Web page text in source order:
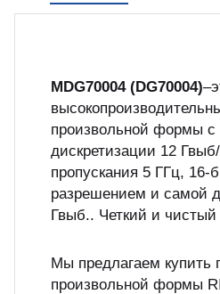
MDG70004 (DG70004)
произвольной формы с
дискретизации 12
пропускания 5 ГГц,
разрешением и самой
Гвыб.. Четкий и чистый
Мы предлагаем купить
произвольной формы